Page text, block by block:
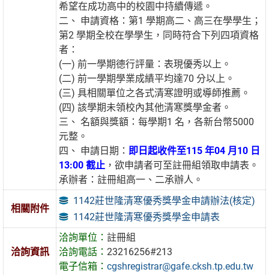
希望在成功高中的校園中持續傳遞。
二、 申請資格：第1 學期高二、高三在學學生；
第2 學期全校在學學生，同時符合下列四項資格
者：
(一) 前一學期德行評量：表現優秀以上。
(二) 前一學期學業成績平均達70 分以上。
(三) 具相關單位之各式清寒證明或導師推薦。
(四) 該學期未領校內其他清寒獎學金者。
三、 名額與獎額：每學期1 名，各新台幣5000
元整。
四、 申請日期： 即日起收件至115 年04 月10 日
13:00 截止 ，欲申請者可至註冊組領取申請表。
承辦者：註冊組高一、二承辦人。
相關附件
1142莊世隆清寒優秀獎學金申請辦法(核定)
1142莊世隆清寒優秀獎學金申請表
洽詢資訊
洽詢單位：註冊組
洽詢電話：23216256#213
電子信箱：cgshregistrar@gafe.cksh.tp.edu.tw